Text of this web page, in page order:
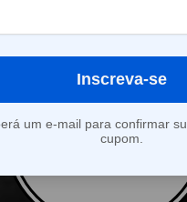
Inscreva-se
um e-mail para confirmar
cupom.